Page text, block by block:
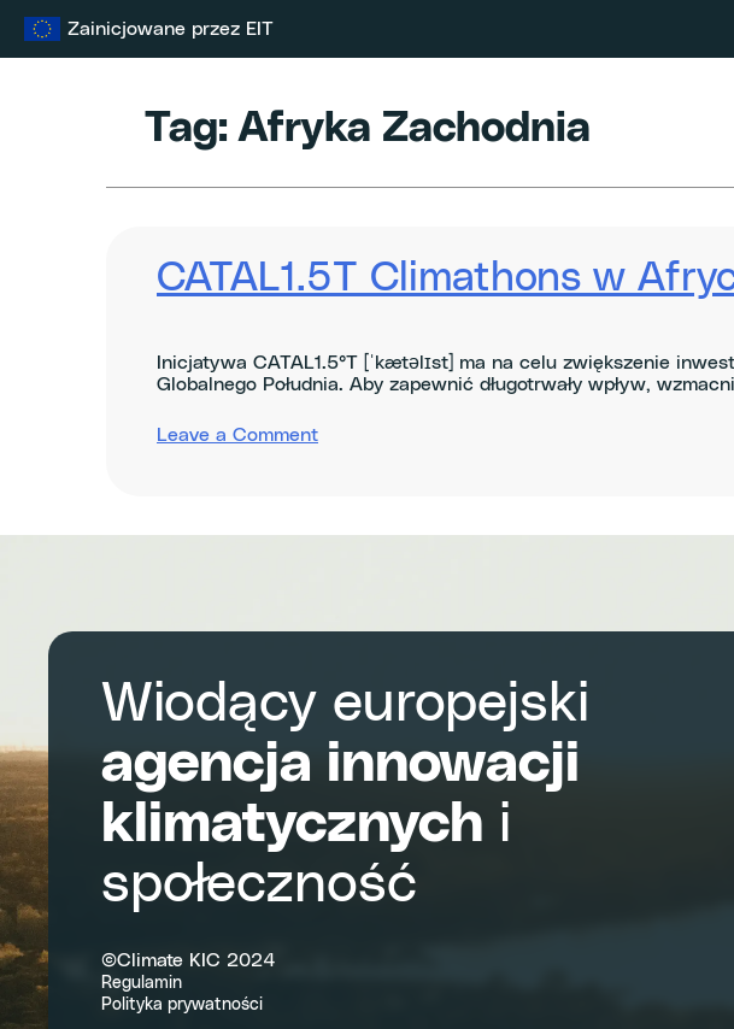
Zainicjowane przez EIT
Tag:Afryka Zachodnia
CATAL1.5T Climathons w
Inicjatywa CATAL1.5°T [ˈkætəlɪst] ma na celu zwiększenie
Globalnego Południa. Aby zapewnić długotrwały wpływ,
Leave a Commenton
Wiodący europejski
agencja innowacji
klimatycznych i
społeczność
©Climate KIC 2024
Regulamin
Polityka prywatności